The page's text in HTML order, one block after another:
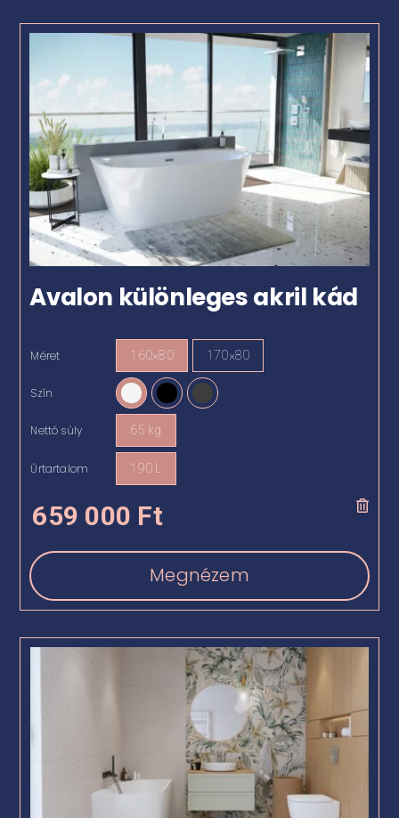
Avalon különleges akril kád
Méret 160×80 170×80
Szín
Nettó súly 65 kg
Űrtartalom 190 L
659 000 Ft
Megnézem